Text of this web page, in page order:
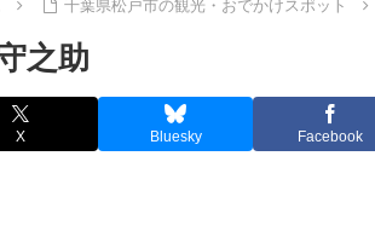
千葉県松戸市の観光・おでかけスポット
之助
X Bluesky Facebook